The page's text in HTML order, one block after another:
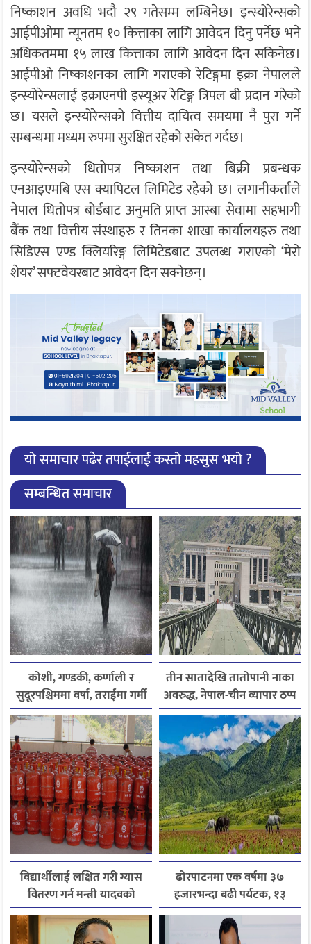
निष्काशन अवधि भदौ २९ गतेसम्म लम्बिनेछ। इन्स्योरेन्सको
आईपीओमा न्यूनतम १० कित्ताका लागि आवेदन दिनु पर्नेछ भने
अधिकतममा १५ लाख कित्ताका लागि आवेदन दिन सकिनेछ।
आईपीओ निष्काशनका लागि गराएको रेटिङ्गमा इक्रा नेपालले
इन्स्योरेन्सलाई इक्राएनपी इस्यूअर रेटिङ्ग त्रिपल बी प्रदान गरेको
छ। यसले इन्स्योरेन्सको वित्तीय दायित्व समयमा नै पुरा गर्ने
सम्बन्धमा मध्यम रुपमा सुरक्षित रहेको संकेत गर्दछ।
इन्स्योरेन्सको धितोपत्र निष्काशन तथा बिक्री प्रबन्धक
एनआइएमबि एस क्यापिटल लिमिटेड रहेको छ। लगानीकर्ताले
नेपाल धितोपत्र बोर्डबाट अनुमति प्राप्त आस्बा सेवामा सहभागी
बैंक तथा वित्तीय संस्थाहरु र तिनका शाखा कार्यालयहरु तथा
सिडिएस एण्ड क्लियरिङ्ग लिमिटेडबाट उपलब्ध गराएको ‘मेरो
शेयर’ सफ्टवेयरबाट आवेदन दिन सक्नेछन्।
यो समाचार पढेर तपाईलाई कस्तो महसुस भयो ?
सम्बन्धित समाचार
कोशी, गण्डकी, कर्णाली र
सुदूरपश्चिममा वर्षा, तराईमा गर्मी
बढ्ने अनुमान
तीन सातादेखि तातोपानी नाका
अवरुद्ध, नेपाल-चीन व्यापार ठप्प
विद्यार्थीलाई लक्षित गरी ग्यास
वितरण गर्न मन्त्री यादवको
निर्देशन
ढोरपाटनमा एक वर्षमा ३७
हजारभन्दा बढी पर्यटक, १३
हजारले बढ्यो आगमन